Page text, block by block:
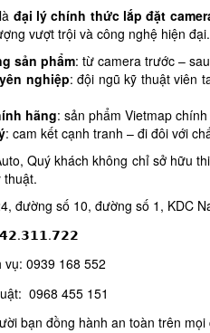
đại lý chính thức lắp đặt
vượt trội và công nghệ hiện đại.
sản phẩm: từ camera trước –
nghiệp: đội ngũ kỹ thuật viên
hãng: sản phẩm Vietmap
: cam kết cạnh tranh – đi đôi với
Quý khách không chỉ sở hữu
thuật.
đường số 10, đường số 1, KDC
vụ: 0939 168 552
0968 455 151
bạn đồng hành an toàn trên mọi